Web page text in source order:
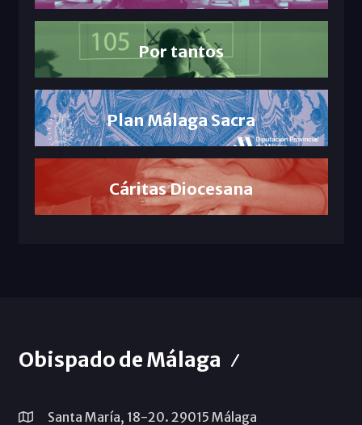
Por tantos
Plan Málaga Sacra
Cáritas Diocesana
Obispado de Málaga
Santa María, 18-20. 29015 Málaga